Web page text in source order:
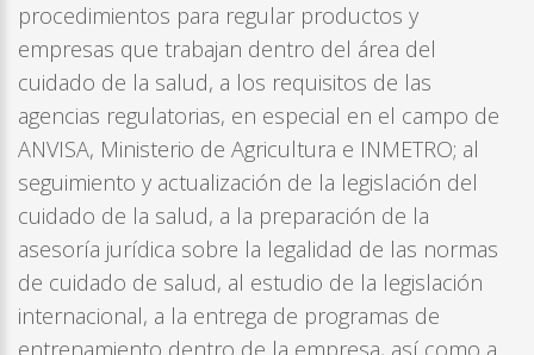
procedimientos para regular productos y
empresas que trabajan dentro del área del
cuidado de la salud, a los requisitos de las
agencias regulatorias, en especial en el campo de
ANVISA, Ministerio de Agricultura e INMETRO; al
seguimiento y actualización de la legislación del
cuidado de la salud, a la preparación de la
asesoría jurídica sobre la legalidad de las normas
de cuidado de salud, al estudio de la legislación
internacional, a la entrega de programas de